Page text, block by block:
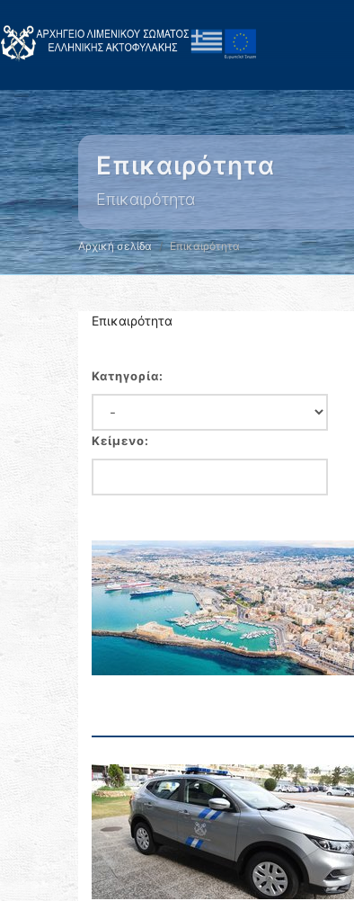
Επικαιρότητα
Επικαιρότητα
Αρχική σελίδα Επικαιρότητα
Επικαιρότητα
Κατηγορία:
Κείμενο: